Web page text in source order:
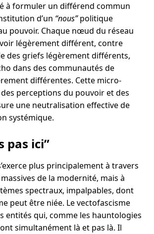
à formuler un différend commun
d’un “nous”politique
pouvoir. Chaque nœud du réseau
légèrement différent, contre
des griefs légèrement différents,
dans des communautés de
différentes. Cette micro-
perceptions du pouvoir et des
une neutralisation effective de
systémique.
pas ici”
plus principalement à travers
de la modernité, mais à
spectraux, impalpables, dont
peut être niée. Le vectofascisme
entités qui, comme les hauntologies
simultanément là et pas là. Il